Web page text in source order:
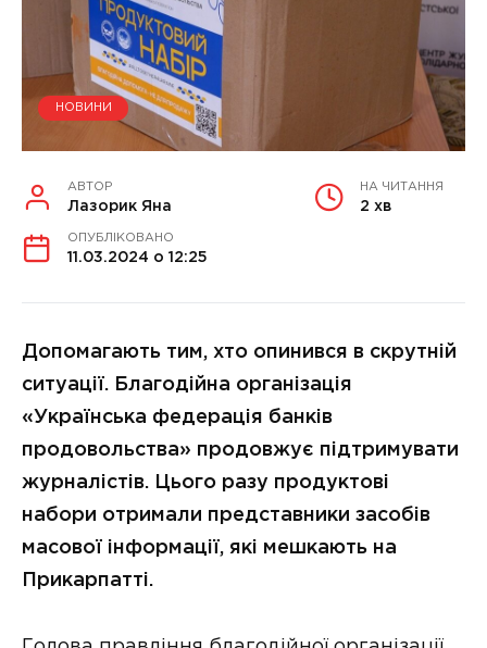
НОВИНИ
АВТОР
Лазорик Яна
НА ЧИТАННЯ
2 хв
ОПУБЛІКОВАНО
11.03.2024 о 12:25
Допомагають тим, хто опинився в скрутній
ситуації. Благодійна організація
«Українська федерація банків
продовольства» продовжує підтримувати
журналістів. Цього разу продуктові
набори отримали представники засобів
масової інформації, які мешкають на
Прикарпатті.